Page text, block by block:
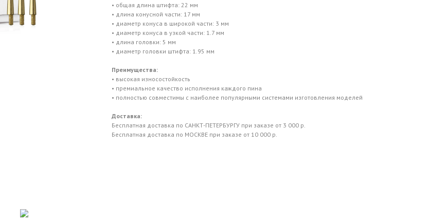
• общая длина штифта: 22 мм
• длина конусной части: 17 мм
• диаметр конуса в широкой части: 3 мм
• диаметр конуса в узкой части: 1.7 мм
• длина головки: 5 мм
• диаметр головки штифта: 1.95 мм
Преимущества:
• высокая износостойкость
• премиальное качество исполнения каждого пина
• полностью совместимы с наиболее популярными системами изготовления моделей
Доставка:
Бесплатная доставка по САНКТ-ПЕТЕРБУРГУ при заказе от 3 000 р.
Бесплатная доставка по МОСКВЕ при заказе от 10 000 р.